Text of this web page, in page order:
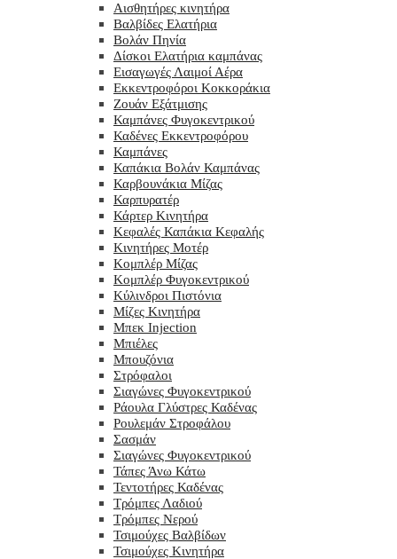
Αισθητήρες κινητήρα
Βαλβίδες Ελατήρια
Βολάν Πηνία
Δίσκοι Ελατήρια καμπάνας
Εισαγωγές Λαιμοί Αέρα
Εκκεντροφόροι Κοκκοράκια
Ζουάν Εξάτμισης
Καμπάνες Φυγοκεντρικού
Καδένες Εκκεντροφόρου
Καμπάνες
Καπάκια Βολάν Καμπάνας
Καρβουνάκια Μίζας
Καρπυρατέρ
Κάρτερ Κινητήρα
Κεφαλές Καπάκια Κεφαλής
Κινητήρες Μοτέρ
Κομπλέρ Μίζας
Κομπλέρ Φυγοκεντρικού
Κύλινδροι Πιστόνια
Μίζες Κινητήρα
Μπεκ Injection
Μπιέλες
Μπουζόνια
Στρόφαλοι
Σιαγώνες Φυγοκεντρικού
Ράουλα Γλύστρες Καδένας
Ρουλεμάν Στροφάλου
Σασμάν
Σιαγώνες Φυγοκεντρικού
Τάπες Άνω Κάτω
Τεντοτήρες Καδένας
Τρόμπες Λαδιού
Τρόμπες Νερού
Τσιμούχες Βαλβίδων
Τσιμούχες Κινητήρα